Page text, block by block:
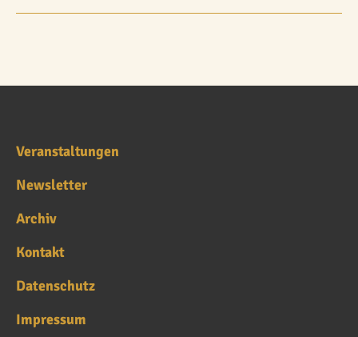
Veranstaltungen
Newsletter
Archiv
Kontakt
Datenschutz
Impressum